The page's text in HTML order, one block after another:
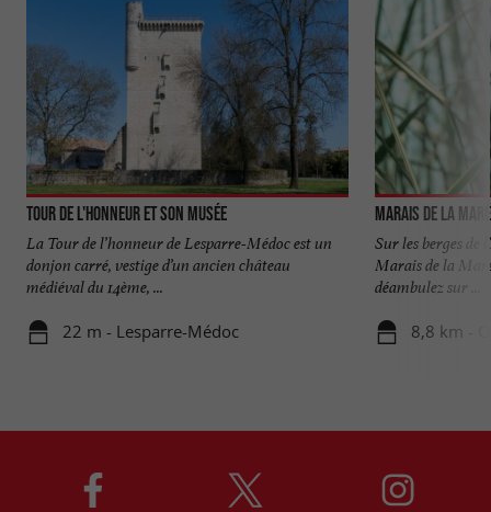
Tour de l'Honneur et son musée
La Tour de l’honneur de Lesparre-Médoc est un
donjon carré, vestige d’un ancien château
médiéval du 14ème, ...
22 m - Lesparre-Médoc
Marais de la
Sur les berges de
Marais de la
déambulez sur ...
8,8 km -